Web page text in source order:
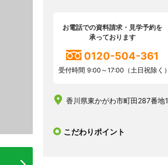
お電話での資料請求・見学予約を
承っております
0120-504-361
受付時間 9:00～17:00（土日祝除く）
香川県東かがわ市町田287番地1
こだわりポイント